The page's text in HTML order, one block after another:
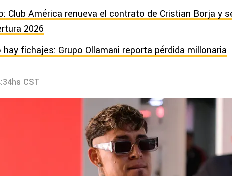
Club América renueva el contrato de Cristian Borja y
2026
hay fichajes: Grupo Ollamani reporta pérdida millonaria
CST